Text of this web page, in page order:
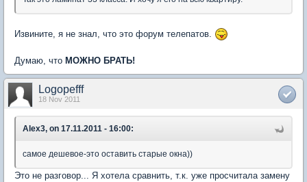
Извините, я не знал, что это форум телепатов.
Думаю, что МОЖНО БРАТЬ!
Logopefff
18 Nov 2011
Alex3, on 17.11.2011 - 16:00:
самое дешевое-это оставить старые окна))
Это не разговор... Я хотела сравнить, т.к. уже просчитала замену